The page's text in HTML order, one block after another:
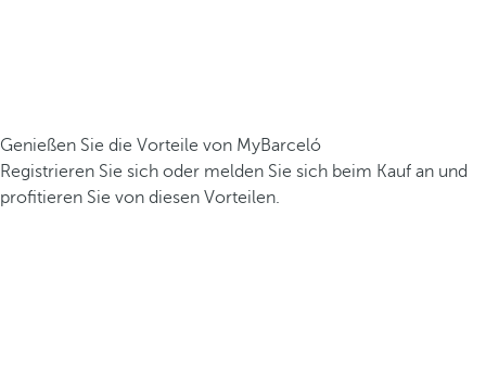
Genießen Sie die Vorteile von MyBarceló
Registrieren Sie sich oder melden Sie sich beim Kauf an und
profitieren Sie von diesen Vorteilen.